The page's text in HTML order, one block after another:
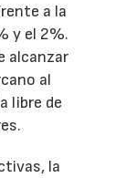
a la
y el 2%.
alcanzar
al
libre de
la